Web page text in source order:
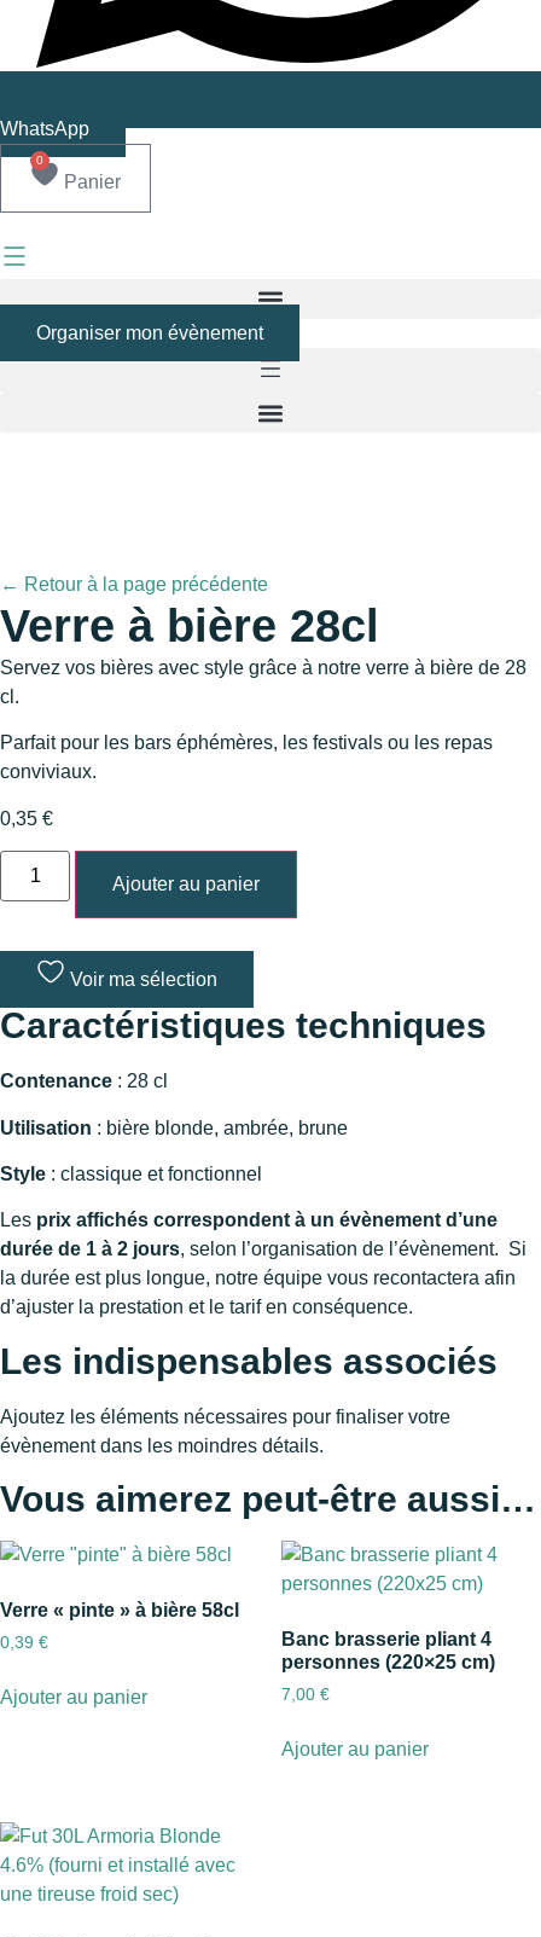
WhatsApp
0
Panier
Organiser mon évènement
← Retour à la page précédente
Verre à bière 28cl
Servez vos bières avec style grâce à notre verre à bière de 28
cl.
Parfait pour les bars éphémères, les festivals ou les repas
conviviaux.
0,35 €
quantité
Verre
28cl
Ajouter au panier
Voir ma sélection
Caractéristiques techniques
Contenance : 28 cl
Utilisation : bière blonde, ambrée, brune
Style : classique et fonctionnel
Les prix affichés correspondent à un évènement d’une
durée de 1 à 2 jours, selon l’organisation de l’évènement. Si
la durée est plus longue, notre équipe vous recontactera afin
d’ajuster la prestation et le tarif en conséquence.
Les indispensables associés
Ajoutez les éléments nécessaires pour finaliser votre
évènement dans les moindres détails.
Vous aimerez peut-être aussi…
Verre « pinte » à bière 58cl
0,39 €
Ajouter au panier
Banc brasserie pliant 4
personnes (220×25 cm)
7,00 €
Ajouter au panier